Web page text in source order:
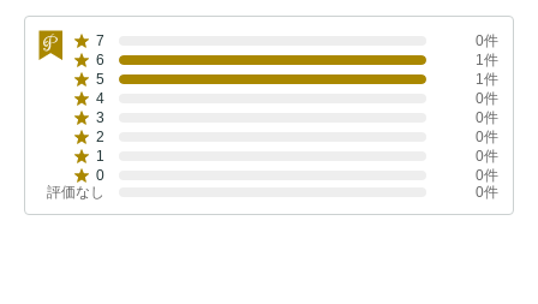
7
0件
6
1件
5
1件
4
0件
3
0件
2
0件
1
0件
0
0件
評価なし
0件